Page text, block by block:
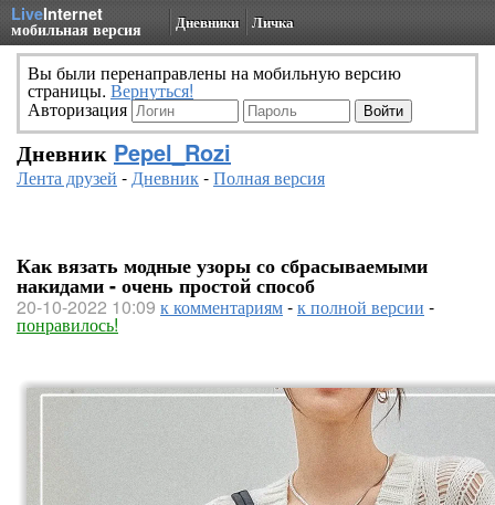
LiveInternet
мобильная версия Дневники Личка
Вы были перенаправлены на мобильную версию
страницы. Вернуться!
Авторизация
Дневник Pepel_Rozi
Лента друзей -Дневник-Полная версия
Как вязать модные узоры со сбрасываемыми
накидами - очень простой способ
20-10-2022 10:09 к комментариям-к полной версии -
понравилось!